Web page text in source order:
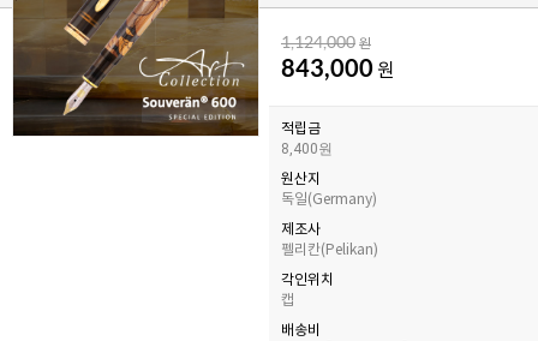
1,124,000 원
843,000 원
적립금
8,400원
원산지
독일(Germany)
제조사
펠리칸(Pelikan)
각인위치
캡
배송비